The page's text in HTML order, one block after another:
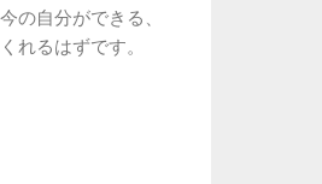
の自分ができる、
れるはずです。